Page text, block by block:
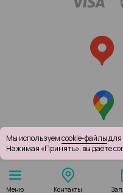
Меню Контакты
Мы используемcookie-файлыдля
Нажимая «Принять», вы даёте